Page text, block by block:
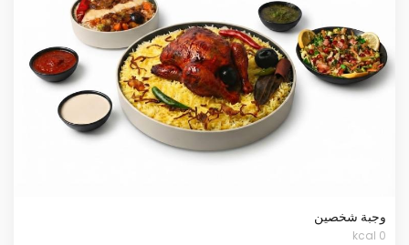
وجبة شخصين
0 kcal